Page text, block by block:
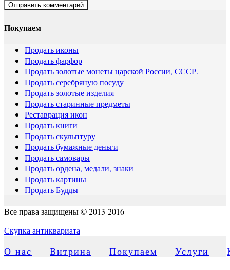
Покупаем
Продать иконы
Продать фарфор
Продать золотые монеты царской России, СССР.
Продать серебряную посуду
Продать золотые изделия
Продать старинные предметы
Реставрация икон
Продать книги
Продать скульптуру
Продать бумажные деньги
Продать самовары
Продать ордена, медали, знаки
Продать картины
Продать Будды
Все права защищены © 2013-2016
Скупка антиквариата
О нас Витрина Покупаем Услуги